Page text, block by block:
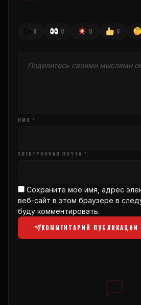
0 0 0 0
ИМЯ *
ЭЛЕКТРОННАЯ ПОЧТА *
Сохраните мое имя, адрес
веб-сайт в этом браузере в
буду комментировать.
КОММЕНТАРИЙ ПУБЛИКАЦИИ